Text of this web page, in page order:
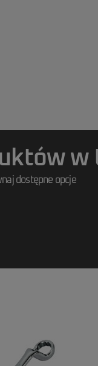
– unikaj ryzyka
w
dostępne opcje